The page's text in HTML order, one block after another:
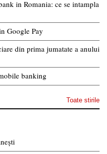
in Romania: ce se intampla
Google Pay
din prima jumatate a anului
banking
Toate stirile